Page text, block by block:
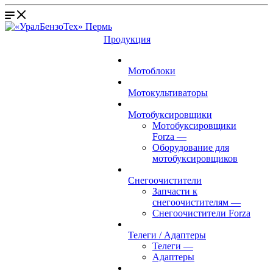
Продукция
Мотоблоки
Мотокультиваторы
Мотобуксировщики
Мотобуксировщики
Forza —
Оборудование для
мотобуксировщиков
Снегоочистители
Запчасти к
снегоочистителям —
Снегоочистители Forza
Телеги / Адаптеры
Телеги —
Адаптеры